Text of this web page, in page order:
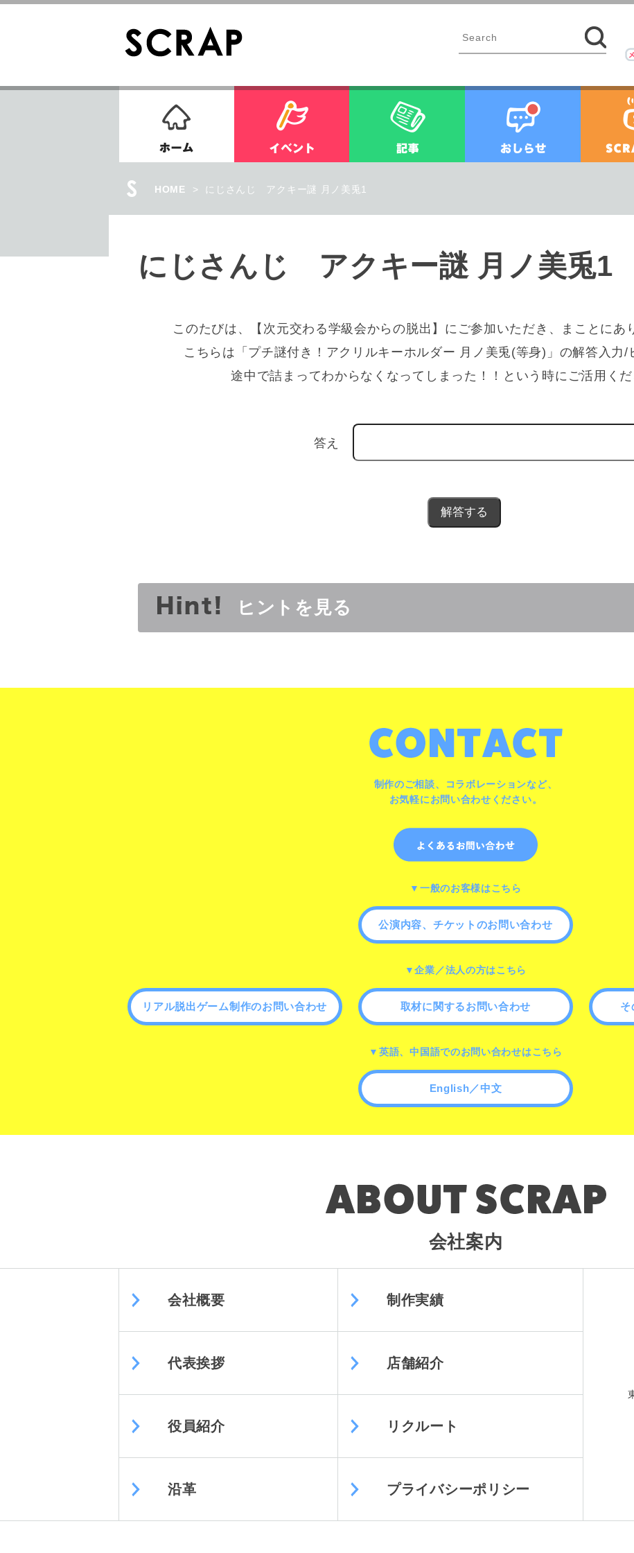
ホーム イベント 記事 お知らせ
HOME > にじさんじ アクキー謎 月ノ美兎1
にじさんじ アクキー謎 月ノ美兎1
このたびは、【次元交わる学級会からの脱出】にご参加いただき、まことにあ
こちらは「プチ謎付き！アクリルキーホルダー 月ノ美兎(等身)」の解答入力/
途中で詰まってわからなくなってしまった！！という時にご活用くだ
答え
ヒントを見る
制作のご相談、コラボレーションなど、
お気軽にお問い合わせください。
▼一般のお客様はこちら
公演内容、チケットのお問い合わせ
▼企業／法人の方はこちら
リアル脱出ゲーム制作のお問い合わせ 取材に関するお問い合わせ そ
▼英語、中国語でのお問い合わせはこちら
English／中文
会社案内
会社概要 制作実績
代表挨拶 店舗紹介
役員紹介 リクルート
沿革 プライバシーポリシー